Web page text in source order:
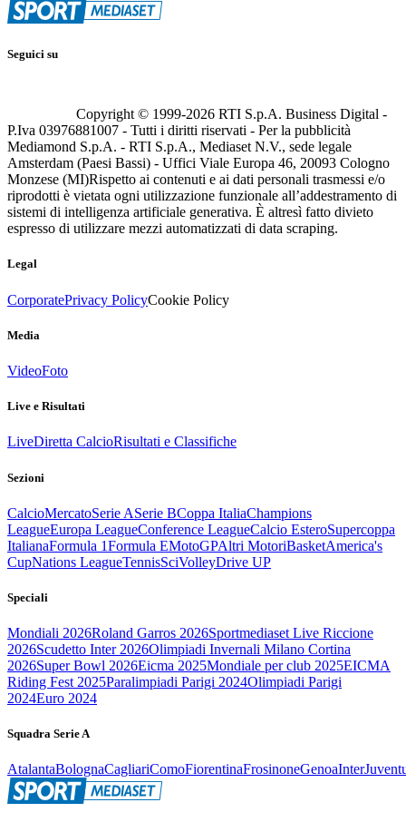
Seguici su
Copyright © 1999-2026 RTI S.p.A. Business Digital -
P.Iva 03976881007 - Tutti i diritti riservati - Per la pubblicità
Mediamond S.p.A. - RTI S.p.A., Mediaset N.V., sede legale
Amsterdam (Paesi Bassi) - Uffici Viale Europa 46, 20093 Cologno
Monzese (MI)Rispetto ai contenuti e ai dati personali trasmessi e/o
riprodotti è vietata ogni utilizzazione funzionale all’addestramento di
sistemi di intelligenza artificiale generativa. È altresì fatto divieto
espresso di utilizzare mezzi automatizzati di data scraping.
Legal
CorporatePrivacy PolicyCookie Policy
Media
VideoFoto
Live e Risultati
LiveDiretta CalcioRisultati e Classifiche
Sezioni
CalcioMercatoSerie ASerie BCoppa ItaliaChampions
LeagueEuropa LeagueConference LeagueCalcio EsteroSupercoppa
ItalianaFormula 1Formula EMotoGPAltri MotoriBasketAmerica's
CupNations LeagueTennisSciVolleyDrive UP
Speciali
Mondiali 2026Roland Garros 2026Sportmediaset Live Riccione
2026Scudetto Inter 2026Olimpiadi Invernali Milano Cortina
2026Super Bowl 2026Eicma 2025Mondiale per club 2025EICMA
Riding Fest 2025Paralimpiadi Parigi 2024Olimpiadi Parigi
2024Euro 2024
Squadra Serie A
AtalantaBolognaCagliariComoFiorentinaFrosinoneGenoaInter